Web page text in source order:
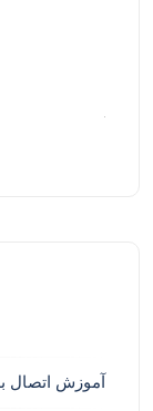
آموزش اتصال به WireGuard